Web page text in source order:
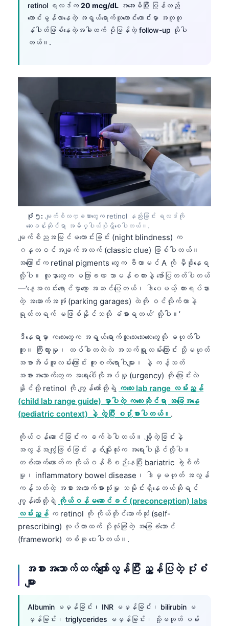
retinol ရလဒ်က 20 mcg/dL အအေးမိပြီး ပြန်လည်
ကောင်းမွန်လာနေတဲ့ အရွယ်ရောက်သူကောင်းကောင်းမှာ အတူတူ
နံပါတ်ဖြစ်နေတဲ့အခါထက် ပိုမြန်တဲ့ follow-up လိုပါ
တယ်။.
ပုံ ၅: မျက်စိလက္ခဏာတွေက retinol နည်းခြင်း ရလဒ်ကို
ဆေးခန်းဆိုင်ရာ အဓိပ္ပါယ်ပိုရှိစေပါတယ်။.
မျက်စိညအမြင်မကောင်းခြင်း (night blindness) က
ဂန္တဝင်အချက်အလက် (classic clue) ဖြစ်ပါတယ်။
အကြောင်းက retinal pigments တွေက ဗီတာမင် A ကို မှီခိုနေရ
လို့ပါ။ လူနာတွေက မကြာခဏ သာမန်စကားနဲ့ ဖော်ပြတတ်ပါတယ်
—‘နေ့အလင်းရောင်မှာတော့ အဆင်ပြေတယ်၊ ဒါပေမယ့် ကားရပ်နား
တဲ့ အဆောက်အအုံ (parking garages) ထဲကို ဝင်လိုက်တာနဲ့
ရုတ်တရက် မဖြစ်နိုင်သလို ခံစားရတယ်’ လို့ပါ။’
ဒီနေရာမှာ ကလေးတွေက အရွယ်ရောက်သူသေးသေးလေးတွေလို မဟုတ်ပါ
ဘူး။ ကြီးထွားမှု၊ ထပ်ခါတလဲလဲ အသက်ရှူလမ်းကြောင်း သို့မဟုတ်
အစာအိမ်အူလမ်းကြောင်း ကူးစက်ရောဂါများ၊ နဲ့ ကန့်သတ်
အစားအသောက်တွေက အရေးပေါ်လိုအပ်မှု (urgency) ကို ပြောင်းလဲ
နိုင်လို့ retinol ကို ကျွန်တော်တို့ရဲ့ ကလေး lab range လမ်းညွှန်
(child lab range guide) မှာပါတဲ့ ကလေးဆိုင်ရာ အခြေအနေ
(pediatric context) နဲ့ တွဲပြီး စဉ်းစားပါတယ်။ .
ကိုယ်ဝန်ဆောင်ခြင်းက ခက်ခဲပါတယ်။ ချို့တဲ့ခြင်းနဲ့
အလွန်အကျွံဖြစ်ခြင်း နှစ်မျိုးလုံးက အရေးပါနိုင်လို့ပါ။
တစ်ယောက်ယောက်က ကိုယ်ဝန်စီစဉ်နေပြီး bariatric ခွဲစိတ်
မှု၊ inflammatory bowel disease၊ ဒါမှမဟုတ် အလွန်
ကန့်သတ်တဲ့ အစားအသောက်စားသုံးမှု သမိုင်းရှိနေတယ်ဆိုရင်
ကျွန်တော်တို့ရဲ့ ကိုယ်ဝန်မဆောင်ခင် (preconception) labs
လမ်းညွှန် က retinol ကို ကိုယ်တိုင်သောက်သုံး (self-
prescribing) လုပ်တာထက် ပိုလုံခြုံတဲ့ အခြေခံဘောင်
(framework) တစ်ခု ပေးပါတယ်။.
အစားအသောက်ထက်ကျော်လွန်ပြီး ညွှန်ပြတဲ့ ပုံစံ
များ
Albumin မမှန်ခြင်း၊ INR မမှန်ခြင်း၊ bilirubin မ
မှန်ခြင်း၊ triglycerides မမှန်ခြင်း၊ သို့မဟုတ် ဝမ်း
Монгол
ພາສາລາວ
Cebuano
Кыргызча
Татар теле
Беларуская мова
Esperanto
Ślōnskŏ gŏdka
Norsk bokmål